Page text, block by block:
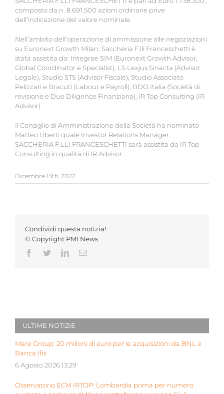
composto da n. 8.691.500 azioni ordinarie prive
dell’indicazione del valore nominale.
Nell’ambito dell’operazione di ammissione alle negoziazioni
su Euronext Growth Milan, Saccheria F.lli Franceschetti è
stata assistita da: Integrae SIM (Euronext Growth Advisor,
Global Coordinator e Specialist), LS Lexjus Sinacta (Advisor
Legale), Studio STS (Advisor Fiscale), Studio Associato
Pelizzari e Bracuti (Labour e Payroll), BDO Italia (Società di
revisione e Due Diligence Finanziaria), IR Top Consulting (IR
Advisor).
Il Consiglio di Amministrazione della Società ha nominato
Matteo Uberti quale Investor Relations Manager.
SACCHERIA F.LLI FRANCESCHETTI sarà assistita da IR Top
Consulting in qualità di IR Advisor.
Dicembre 13th, 2022
Condividi questa notizia!
© Copyright PMI News
Facebook
TwitterLinkedInEmail
ULTIME NOTIZIE
Mare Group: 20 milioni di euro per le acquisizioni da BNL e
Banca Ifis
6 Agosto 2026 13:29
Osservatorio ECM IRTOP: Lombardia prima per numero